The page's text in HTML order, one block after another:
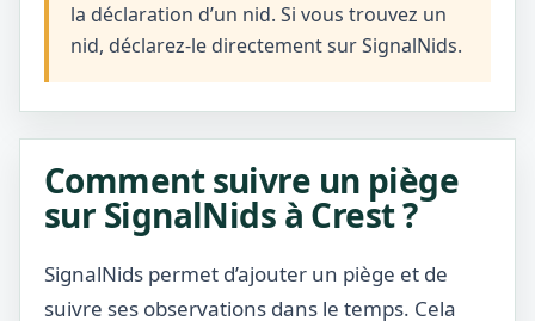
la déclaration d’un nid. Si vous trouvez un
nid, déclarez-le directement sur SignalNids.
Comment suivre un piège
sur SignalNids à Crest ?
SignalNids permet d’ajouter un piège et de
suivre ses observations dans le temps. Cela